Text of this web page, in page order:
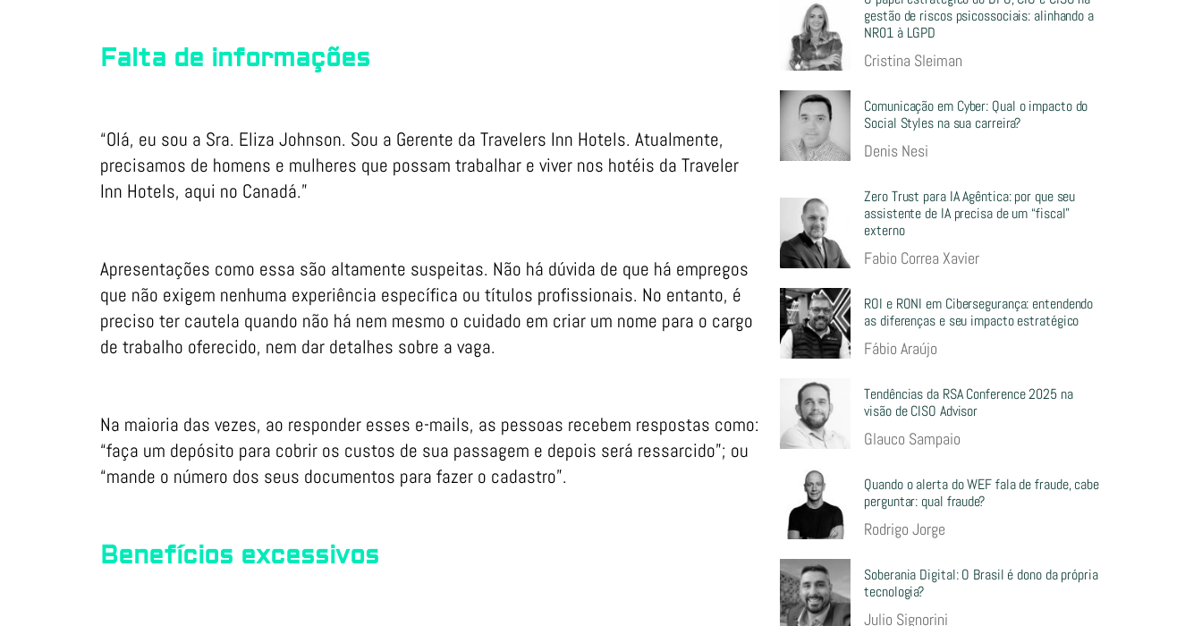
Falta de informações
“Olá, eu sou a Sra. Eliza Johnson. Sou a Gerente da Travelers Inn Hotels. Atualmente,
precisamos de homens e mulheres que possam trabalhar e viver nos hotéis da Traveler
Inn Hotels, aqui no Canadá.”
Apresentações como essa são altamente suspeitas. Não há dúvida de que há empregos
que não exigem nenhuma experiência específica ou títulos profissionais. No entanto, é
preciso ter cautela quando não há nem mesmo o cuidado em criar um nome para o cargo
de trabalho oferecido, nem dar detalhes sobre a vaga.
Na maioria das vezes, ao responder esses e-mails, as pessoas recebem respostas como:
“faça um depósito para cobrir os custos de sua passagem e depois será ressarcido”; ou
“mande o número dos seus documentos para fazer o cadastro”.
Benefícios excessivos
gestão de riscos psicossociais: alinhando a
NR01 à LGPD
Cristina Sleiman
Comunicação em Cyber: Qual o impacto do
Social Styles na sua carreira?
Denis Nesi
Zero Trust para IA Agêntica: por que seu
assistente de IA precisa de um “fiscal”
externo
Fabio Correa Xavier
ROI e RONI em Cibersegurança: entendendo
as diferenças e seu impacto estratégico
Fábio Araújo
Tendências da RSA Conference 2025 na
visão de CISO Advisor
Glauco Sampaio
Quando o alerta do WEF fala de fraude, cabe
perguntar: qual fraude?
Rodrigo Jorge
Soberania Digital: O Brasil é dono da própria
tecnologia?
Julio Signorini